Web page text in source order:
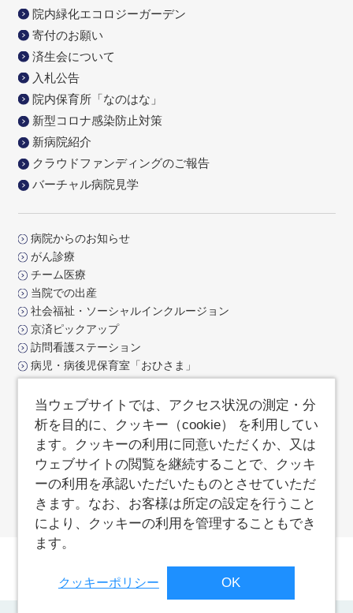
院内緑化エコロジーガーデン
寄付のお願い
済生会について
入札公告
院内保育所「なのはな」
新型コロナ感染防止対策
新病院紹介
クラウドファンディングのご報告
バーチャル病院見学
病院からのお知らせ
がん診療
チーム医療
当院での出産
社会福祉・ソーシャルインクルージョン
京済ピックアップ
訪問看護ステーション
病児・病後児保育室「おひさま」
お問合せ
よくあるご質問
サイトポリシー
サイトマップ
済生会支部京都府済生会
職員専用ページ
当ウェブサイトでは、アクセス状況の測定・分
析を目的に、クッキー（cookie） を利用してい
ます。クッキーの利用に同意いただくか、又は
ウェブサイトの閲覧を継続することで、クッキ
ーの利用を承認いただいたものとさせていただ
きます。なお、お客様は所定の設定を行うこと
により、クッキーの利用を管理することもでき
ます。
クッキーポリシー OK